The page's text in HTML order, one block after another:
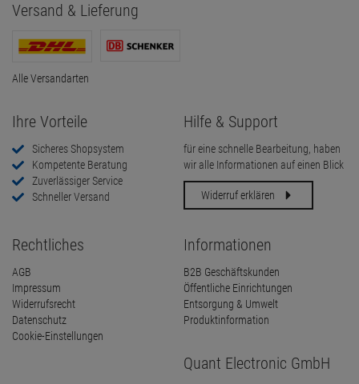
Versand & Lieferung
Alle Versandarten
Ihre Vorteile
Sicheres Shopsystem
Kompetente Beratung
Zuverlässiger Service
Schneller Versand
Hilfe & Support
für eine schnelle Bearbeitung, haben
wir alle Informationen auf einen Blick
Widerruf erklären
Rechtliches
AGB
Impressum
Widerrufsrecht
Datenschutz
Cookie-Einstellungen
Informationen
B2B Geschäftskunden
Öffentliche Einrichtungen
Entsorgung & Umwelt
Produktinformation
Quant Electronic GmbH